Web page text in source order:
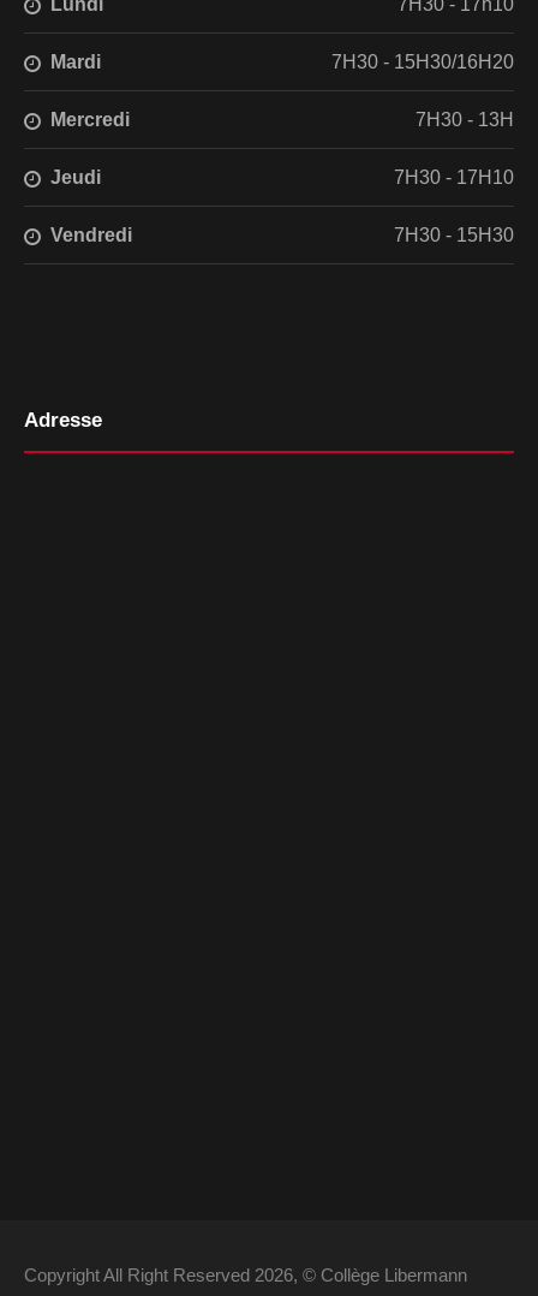
Lundi 7H30 - 17h10
Mardi 7H30 - 15H30/16H20
Mercredi 7H30 - 13H
Jeudi 7H30 - 17H10
Vendredi 7H30 - 15H30
Adresse
Copyright All Right Reserved 2026, © Collège Libermann